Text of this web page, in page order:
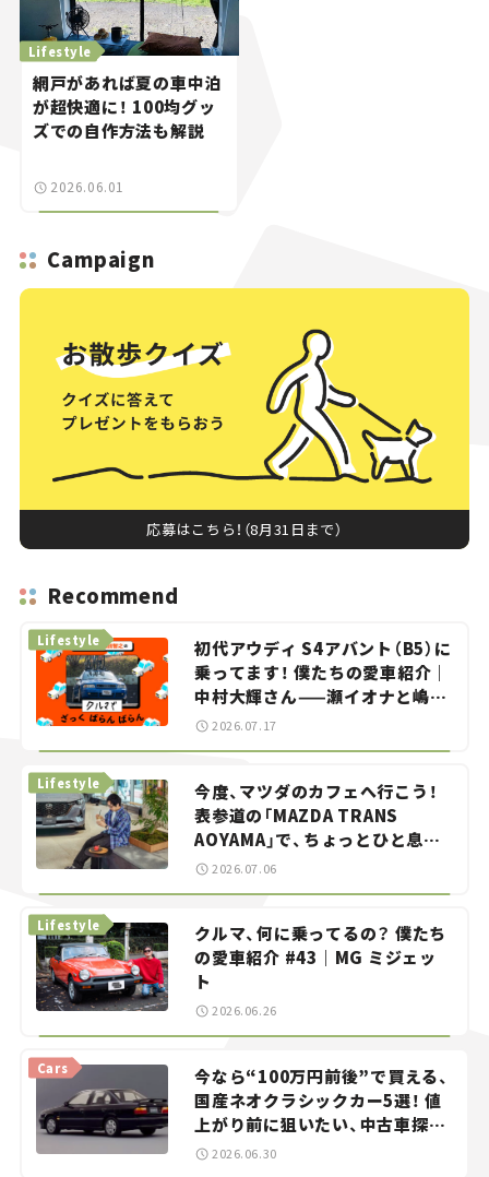
Lifestyle
網戸があれば夏の車中泊
が超快適に！ 100均グッ
ズでの自作方法も解説
2026.06.01
Campaign
応募はこちら！（8月31日まで）
Recommend
初代アウディ S4アバント（B5）に
乗ってます！ 僕たちの愛車紹介｜
中村大輝さん——瀬イオナと嶋田
智之の「クルマでざっくばらんば
Lifestyle
2026.07.17
今度、マツダのカフェへ行こう！
表参道の「MAZDA TRANS
AOYAMA」で、ちょっとひと息。
——連載｜CCGとクルマでどうす
Lifestyle
2026.07.06
クルマ、何に乗ってるの？ 僕たち
の愛車紹介 #43｜MG ミジェッ
ト
Lifestyle
2026.06.26
今なら“100万円前後”で買える、
国産ネオクラシックカー5選！ 値
上がり前に狙いたい、中古車探し
をお手伝い――ちょっとイケてるマ
Cars
2026.06.30